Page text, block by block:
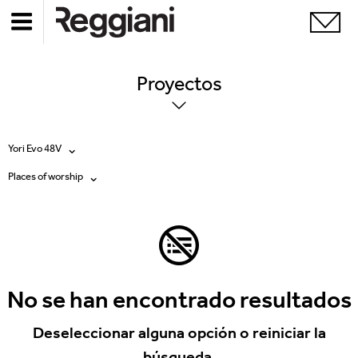
Proyectos
Yori Evo 48V
Todos los productos
Mood Evo
Traceline System
Places of worship
No se han encontrado resultados
Deseleccionar alguna opción o reiniciar la